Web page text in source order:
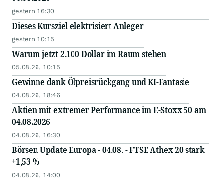
gestern 16:30
Dieses Kursziel elektrisiert Anleger
gestern 10:15
Warum jetzt 2.100 Dollar im Raum stehen
05.08.26, 10:15
Gewinne dank Ölpreisrückgang und KI-Fantasie
04.08.26, 18:46
Aktien mit extremer Performance im E-Stoxx 50 am
04.08.2026
04.08.26, 16:30
Börsen Update Europa - 04.08. - FTSE Athex 20 stark
+1,53 %
04.08.26, 14:00